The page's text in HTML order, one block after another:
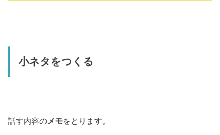
小ネタをつくる
話す内容のメモをとります。